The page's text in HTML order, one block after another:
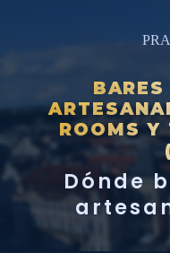
ROOMS Y
Dónde